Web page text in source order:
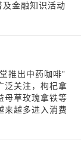
金融知识活动
推出中药咖啡”
泛关注，枸杞拿
母草玫瑰拿铁等
来越多进入消费